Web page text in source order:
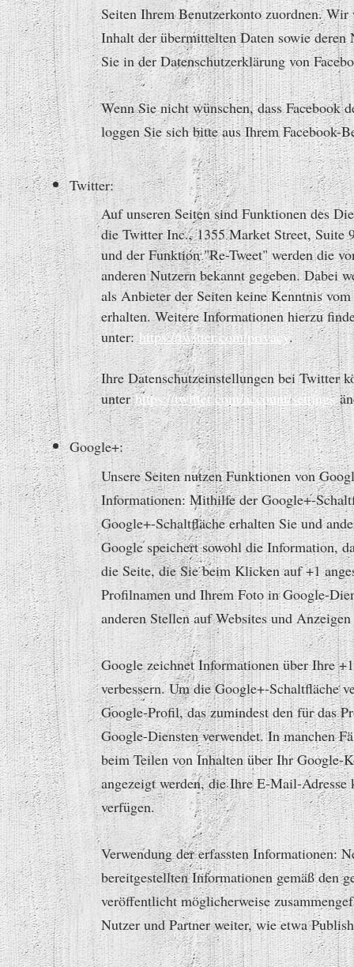
Seiten Ihrem Benutzerkonto zuordnen.
Inhalt der übermittelten Daten sowie
Sie in der Datenschutzerklärung von
Wenn Sie nicht wünschen, dass Facebook
loggen Sie sich bitte aus Ihrem Facebook-
Twitter:
Auf unseren Seiten sind Funktionen des
die Twitter Inc., 1355 Market Street, Suite
und der Funktion "Re-Tweet" werden die
anderen Nutzern bekannt gegeben. Dabei
als Anbieter der Seiten keine Kenntnis
erhalten. Weitere Informationen hierzu
unter: https://twitter.com/privacy.
Ihre Datenschutzeinstellungen bei Twitter
unterhttps://twitter.com/account/settings
Google+:
Unsere Seiten nutzen Funktionen von
Informationen: Mithilfe der Google+-
Google+-Schaltfläche erhalten Sie und
Google speichert sowohl die Information,
die Seite, die Sie beim Klicken auf +1
Profilnamen und Ihrem Foto in Google-
anderen Stellen auf Websites und
Google zeichnet Informationen über Ihre
verbessern. Um die Google+-Schaltfläche
Google-Profil, das zumindest den für das
Google-Diensten verwendet. In manchen
beim Teilen von Inhalten über Ihr Google-
angezeigt werden, die Ihre E-Mail-
verfügen.
Verwendung der erfassten Informationen:
bereitgestellten Informationen gemäß den
veröffentlicht möglicherweise
Nutzer und Partner weiter, wie etwa